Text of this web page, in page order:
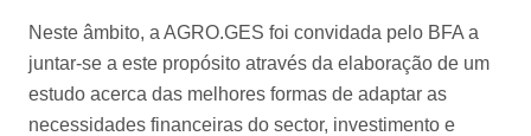
Neste âmbito, a AGRO.GES foi convidada pelo BFA a
juntar-se a este propósito através da elaboração de um
estudo acerca das melhores formas de adaptar as
necessidades financeiras do sector, investimento e